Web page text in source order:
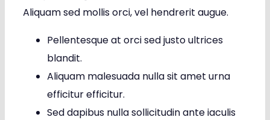
Aliquam sed mollis orci, vel hendrerit augue.
Pellentesque at orci sed justo ultrices
blandit.
Aliquam malesuada nulla sit amet urna
efficitur efficitur.
Sed dapibus nulla sollicitudin ante iaculis